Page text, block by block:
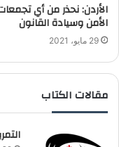
الأردن: نحذر من أي
الأمن وسيادة القانون
29 مايو، 2021
مقالات الكتاب